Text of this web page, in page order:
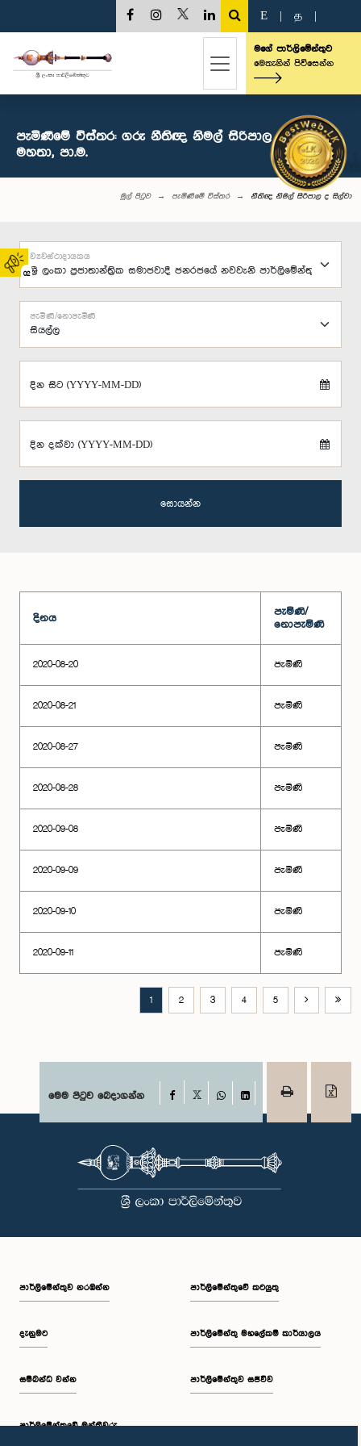
02
E த
මගේ පාර්ලිමේන්තුව
මෙතැනින් පිවිසෙන්න
පැමිණීමේ විස්තර: ගරු නීතිඥ නිමල් සිරිපාල ද සිල්වා
මහතා, පා.ම.
මුල් පිටුව පැමිණීමේ විස්තර නීතිඥ නිමල් සිරිපාල ද සිල්වා
ව්‍යවස්ථාදායකය
පැමිණි/නොපැමිණි
දින සිට (YYYY-MM-DD)
දින දක්වා (YYYY-MM-DD)
සොයන්න
දිනය
පැමිණි/
නොපැමිණි
2020-08-20 පැමිණි
2020-08-21 පැමිණි
2020-08-27 පැමිණි
2020-08-28 පැමිණි
2020-09-08 පැමිණි
2020-09-09 පැමිණි
2020-09-10 පැමිණි
2020-09-11 පැමිණි
1 2 3 4 5
මෙම පිටුව බෙදාගන්න Facebook
WhatsAppLinkedIn
පාර්ලි‌මේන්තුව නරඹන්න
දැනුමට
සම්බන්ධ වන්න
පාර්ලි‌මේන්තුවේ මන්ත්‍රීවරු
පාර්ලිමේන්තුවේ කටයුතු
පාර්ලිමේන්තු මහලේකම් කාර්යාලය
පාර්ලිමේන්තුව සජීවීව